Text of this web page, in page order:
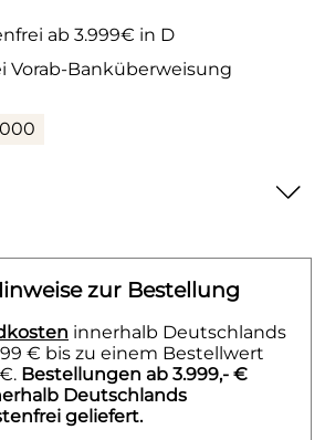
ab 3.999€ in D
Vorab-Banküberweisung
Anschlüsse
± 12 mm
22 l/min
zur Bestellung
innerhalb Deutschlands
€ bis zu einem Bestellwert
Bestellungen ab 3.999,- €
Deutschlands
geliefert.